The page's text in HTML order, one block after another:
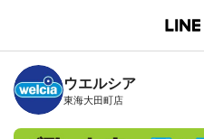
B
n
c
h
T
ウエルシア
東海大田町店